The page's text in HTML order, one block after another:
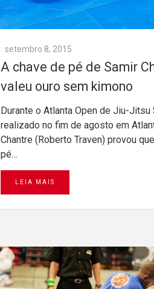
setembro 8, 2015
A chave de pé de Samir
valeu ouro sem kimono
Durante o Atlanta Open de Jiu-Jitsu
realizado no fim de agosto em
Chantre (Roberto Traven) provou
pé…
LEIA MAIS